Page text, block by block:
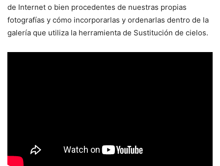
de Internet o bien procedentes de nuestras propias
fotografías y cómo incorporarlas y ordenarlas dentro de la
galería que utiliza la herramienta de Sustitución de cielos.